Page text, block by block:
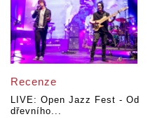
Recenze
LIVE: Open Jazz Fest - Od
dřevního...